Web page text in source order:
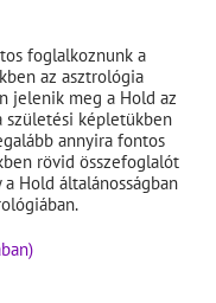
foglalkoznunk a
az asztrológia
jelenik meg a Hold az
születési képletükben
annyira fontos
rövid összefoglalót
Hold általánosságban